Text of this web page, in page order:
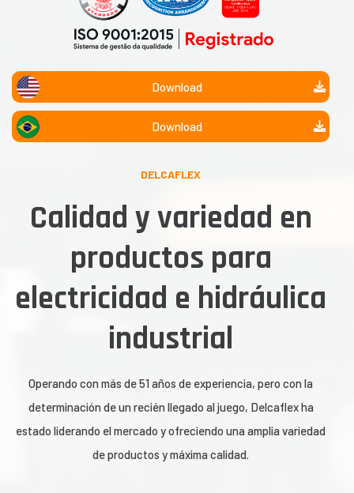
Download
Download
DELCAFLEX
Calidad y variedad en
productos para
electricidad e hidráulica
industrial
Operando con más de 51 años de experiencia, pero con la
determinación de un recién llegado al juego, Delcaflex ha
estado liderando el mercado y ofreciendo una amplia variedad
de productos y máxima calidad.